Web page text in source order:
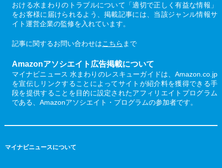
おける水まわりのトラブルについて「適切で正しく有益な情報」
をお客様に届けられるよう、掲載記事には、当該ジャンル情報サ
イト運営企業の監修を入れています。
記事に関するお問い合わせはこちら まで
Amazonアソシエイト広告掲載について
マイナビニュース 水まわりのレスキューガイドは、Amazon.co.jp
を宣伝しリンクすることによってサイトが紹介料を獲得できる手
段を提供することを目的に設定されたアフィリエイトプログラム
である、Amazonアソシエイト・プログラムの参加者です。
マイナビニュースについて